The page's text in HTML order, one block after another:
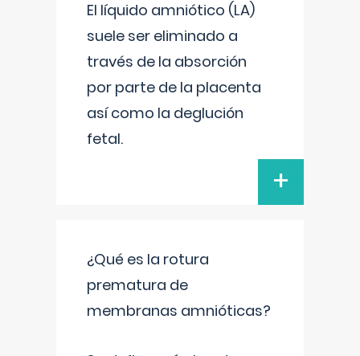
El líquido amniótico (LA)
suele ser eliminado a
través de la absorción
por parte de la placenta
así como la deglución
fetal.
+
¿Qué es la rotura
prematura de
membranas amnióticas?